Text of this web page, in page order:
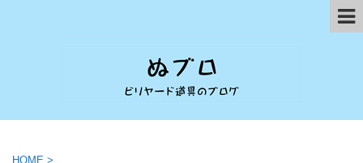
HOME >